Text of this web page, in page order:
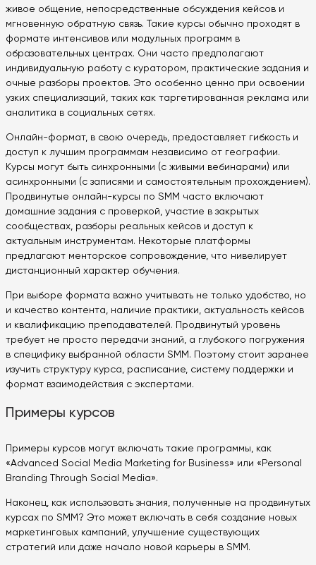
живое общение, непосредственные обсуждения кейсов и
мгновенную обратную связь. Такие курсы обычно проходят в
формате интенсивов или модульных программ в
образовательных центрах. Они часто предполагают
индивидуальную работу с куратором, практические задания и
очные разборы проектов. Это особенно ценно при освоении
узких специализаций, таких как таргетированная реклама или
аналитика в социальных сетях.
Онлайн-формат, в свою очередь, предоставляет гибкость и
доступ к лучшим программам независимо от географии.
Курсы могут быть синхронными (с живыми вебинарами) или
асинхронными (с записями и самостоятельным прохождением).
Продвинутые онлайн-курсы по SMM часто включают
домашние задания с проверкой, участие в закрытых
сообществах, разборы реальных кейсов и доступ к
актуальным инструментам. Некоторые платформы
предлагают менторское сопровождение, что нивелирует
дистанционный характер обучения.
При выборе формата важно учитывать не только удобство, но
и качество контента, наличие практики, актуальность кейсов
и квалификацию преподавателей. Продвинутый уровень
требует не просто передачи знаний, а глубокого погружения
в специфику выбранной области SMM. Поэтому стоит заранее
изучить структуру курса, расписание, систему поддержки и
формат взаимодействия с экспертами.
Примеры курсов
Примеры курсов могут включать такие программы, как
«Advanced Social Media Marketing for Business» или «Personal
Branding Through Social Media».
Наконец, как использовать знания, полученные на продвинутых
курсах по SMM? Это может включать в себя создание новых
маркетинговых кампаний, улучшение существующих
стратегий или даже начало новой карьеры в SMM.